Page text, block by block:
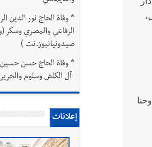
*
الرفاعي والمصري وسكر
صيدونيانيوز.نت )
*
-آل الكلش وسلوم
إعلانات